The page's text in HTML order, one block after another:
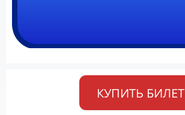
КУПИТЬ БИЛЕТ